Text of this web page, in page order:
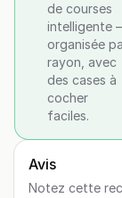
de courses
intelligente
organisée
rayon, avec
des cases à
cocher
faciles.
Avis
Notez cette